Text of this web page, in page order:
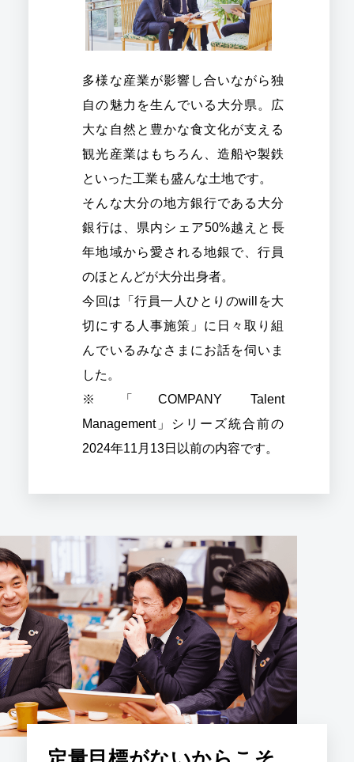
多様な産業が影響し合いながら独
自の魅力を生んでいる大分県。広
大な自然と豊かな食文化が支える
観光産業はもちろん、造船や製鉄
といった工業も盛んな土地です。
そんな大分の地方銀行である大分
銀行は、県内シェア50%越えと長
年地域から愛される地銀で、行員
のほとんどが大分出身者。
今回は「行員一人ひとりのwillを大
切にする人事施策」に日々取り組
んでいるみなさまにお話を伺いま
した。
※「COMPANY Talent
Management」シリーズ統合前の
2024年11月13日以前の内容です。